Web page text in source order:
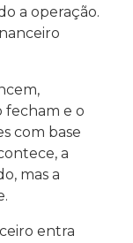
a operação.
fecham e o
com base
a
mas a
entra